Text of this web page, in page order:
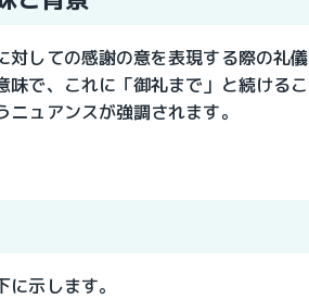
対しての感謝の意を表現する際の礼儀
で、これに「御礼まで」と続けるこ
ュアンスが強調されます。
示します。